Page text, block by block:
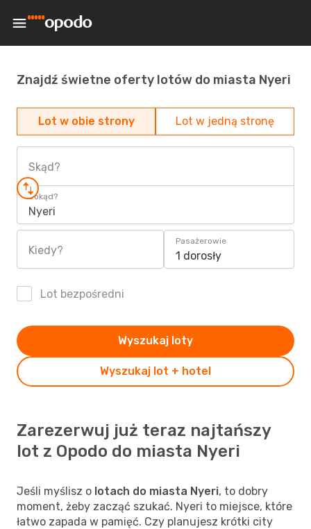
Znajdź świetne oferty lotów do miasta Nyeri
Lot w obie strony Lot w jedną stronę
Skąd?
Dokąd?
Nyeri
Kiedy?
Pasażerowie
1 dorosły
Lot bezpośredni
Wyszukaj lot + hotel
Wyszukaj loty
Zarezerwuj już teraz najtańszy
lot z Opodo do miasta Nyeri
Jeśli myślisz o lotach do miasta Nyeri, to dobry
moment, żeby zacząć szukać. Nyeri to miejsce, które
łatwo zapada w pamięć. Czy planujesz krótki city